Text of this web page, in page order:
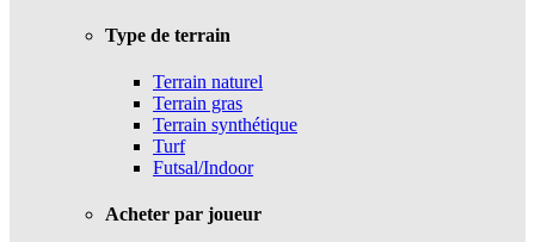
Type de terrain
Terrain naturel
Terrain gras
Terrain synthétique
Turf
Futsal/Indoor
Acheter par joueur